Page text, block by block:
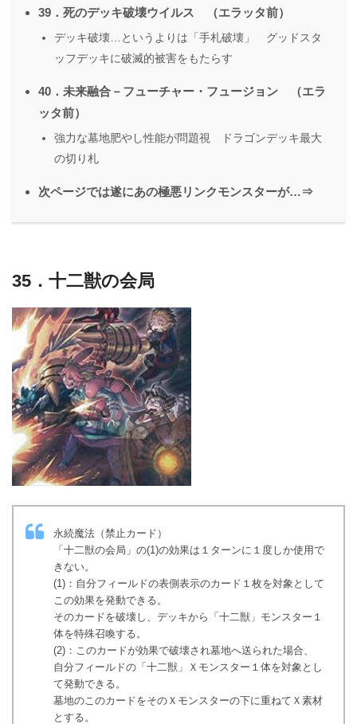
39．死のデッキ破壊ウイルス （エラッタ前）
デッキ破壊…というよりは「手札破壊」 グッドスタ
ッフデッキに破滅的被害をもたらす
40．未来融合－フューチャー・フュージョン （エラ
ッタ前）
強力な墓地肥やし性能が問題視 ドラゴンデッキ最大
の切り札
次ページでは遂にあの極悪リンクモンスターが…⇒
35．十二獣の会局
永続魔法（禁止カード）
「十二獣の会局」の(1)の効果は１ターンに１度しか使用で
きない。
(1)：自分フィールドの表側表示のカード１枚を対象として
この効果を発動できる。
そのカードを破壊し、デッキから「十二獣」モンスター１
体を特殊召喚する。
(2)：このカードが効果で破壊され墓地へ送られた場合、
自分フィールドの「十二獣」Ｘモンスター１体を対象とし
て発動できる。
墓地のこのカードをそのＸモンスターの下に重ねてＸ素材
とする。